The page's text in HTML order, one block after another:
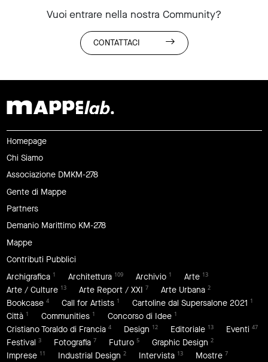
Vuoi entrare nella nostra Community?
CONTATTACI
Homepage
Chi Siamo
Associazione DMKM-278
Gente di Mappe
Partners
Demanio Marittimo KM-278
Mappe
Contributi Pubblici
Archigrafica 1 Architettura 109 Archivio 1 Arte 13
Arte / Culture 13 Arte Report / XXI 7 Arte Urbana 2
Bookcase 4 Call for Artists 1 Cartoline dal Supersalone 2021 1
Città 1 Communities 1 Concorso di Idee 1
Cristiano Toraldo di Francia 4 Design 12 Editoriale 13 Eventi 47
Festival 3 Fotografia 7 Futuro 5 Graphic Design 2
Imprese 11 Industrial Design 2 Intervista 13 Mostre 7